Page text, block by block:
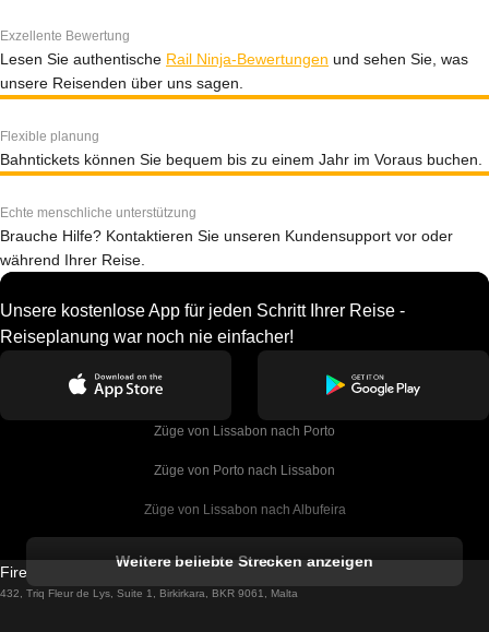
Exzellente Bewertung
Lesen Sie authentische Rail Ninja-Bewertungen und sehen Sie, was
unsere Reisenden über uns sagen.
Flexible planung
Bahntickets können Sie bequem bis zu einem Jahr im Voraus buchen.
Echte menschliche unterstützung
Brauche Hilfe? Kontaktieren Sie unseren Kundensupport vor oder
während Ihrer Reise.
Unsere kostenlose App für jeden Schritt Ihrer Reise -
Reiseplanung war noch nie einfacher!
Züge von Lissabon nach Porto
Züge von Porto nach Lissabon
Züge von Lissabon nach Albufeira
Züge von Lissabon nach Lagos
Weitere beliebte Strecken anzeigen
Firebird GT Limited (OC 1451)
432, Triq Fleur de Lys, Suite 1, Birkirkara, BKR 9061, Malta